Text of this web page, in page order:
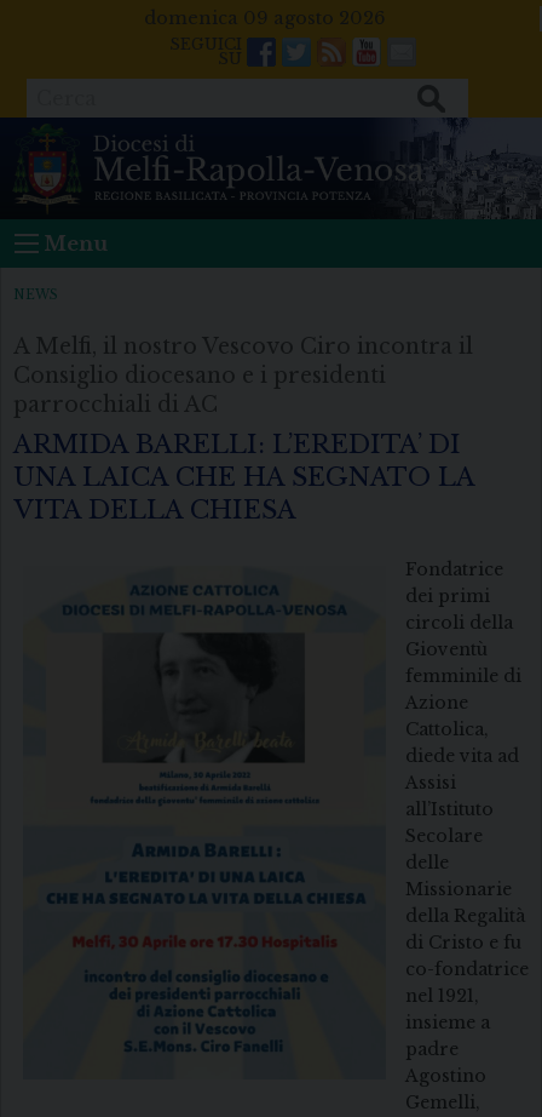
domenica 09 agosto 2026
Facebook
Twitter
FeedsYoutube
Mail
Menu
NEWS
A Melfi, il nostro Vescovo Ciro incontra il
Consiglio diocesano e i presidenti
parrocchiali di AC
ARMIDA BARELLI: L’EREDITA’ DI
UNA LAICA CHE HA SEGNATO LA
VITA DELLA CHIESA
Fondatrice
dei primi
circoli della
Gioventù
femminile di
Azione
Cattolica,
diede vita ad
Assisi
all’Istituto
Secolare
delle
Missionarie
della Regalità
di Cristo e fu
co-fondatrice
nel 1921,
insieme a
padre
Agostino
Gemelli,